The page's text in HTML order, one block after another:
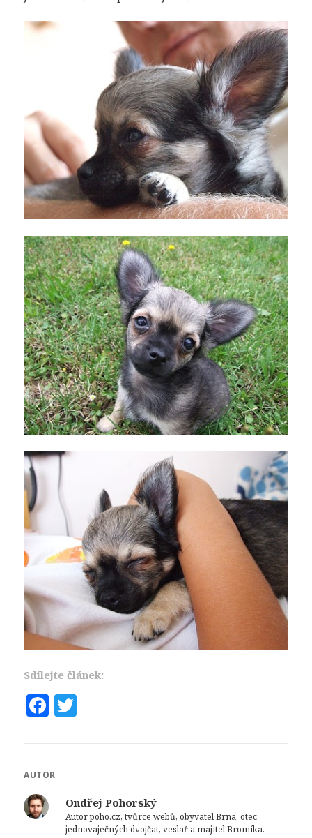
Sdílejte článek:
F
e
r
AUTOR
Ondřej Pohorský
Autor poho.cz, tvůrce webů, obyvatel Brna, otec
jednovaječných dvojčat, veslař a majitel Bromíka.